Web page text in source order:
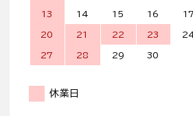
13 14 15 16 17
20 21 22 23
27 28 29 30
休業日